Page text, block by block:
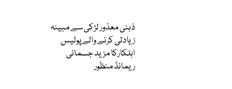
ذہنی معذور لڑکی سے مبینہ
زیادتی کرنے والے پولیس
اہلکارکا مزید جسمانی
ریمانڈ منظور